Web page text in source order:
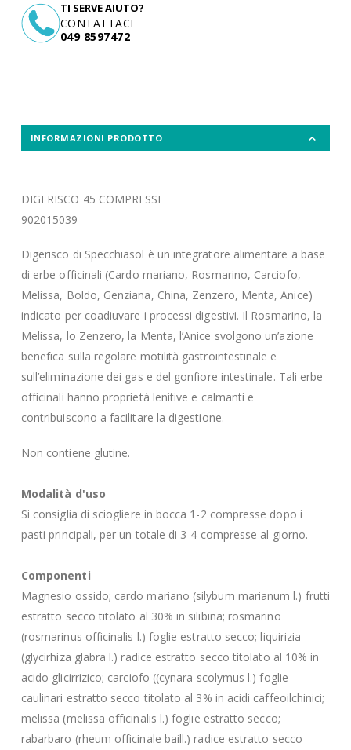
TI SERVE AIUTO?
CONTATTACI
049 8597472
INFORMAZIONI PRODOTTO
DIGERISCO 45 COMPRESSE
902015039
Digerisco di Specchiasol è un integratore alimentare a base
di erbe officinali (Cardo mariano, Rosmarino, Carciofo,
Melissa, Boldo, Genziana, China, Zenzero, Menta, Anice)
indicato per coadiuvare i processi digestivi. Il Rosmarino, la
Melissa, lo Zenzero, la Menta, l’Anice svolgono un’azione
benefica sulla regolare motilità gastrointestinale e
sull’eliminazione dei gas e del gonfiore intestinale. Tali erbe
officinali hanno proprietà lenitive e calmanti e
contribuiscono a facilitare la digestione.
Non contiene glutine.
Modalità d'uso
Si consiglia di sciogliere in bocca 1-2 compresse dopo i
pasti principali, per un totale di 3-4 compresse al giorno.
Componenti
Magnesio ossido; cardo mariano (silybum marianum l.) frutti
estratto secco titolato al 30% in silibina; rosmarino
(rosmarinus officinalis l.) foglie estratto secco; liquirizia
(glycirhiza glabra l.) radice estratto secco titolato al 10% in
acido glicirrizico; carciofo ((cynara scolymus l.) foglie
caulinari estratto secco titolato al 3% in acidi caffeoilchinici;
melissa (melissa officinalis l.) foglie estratto secco;
rabarbaro (rheum officinale baill.) radice estratto secco